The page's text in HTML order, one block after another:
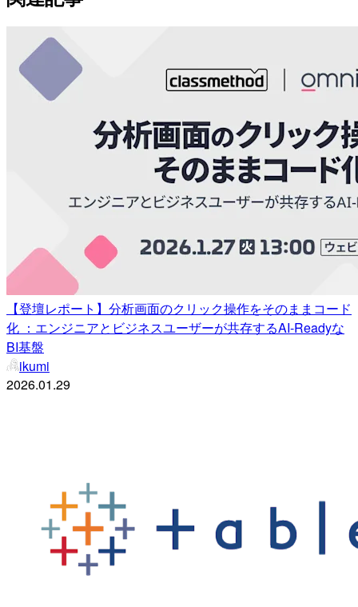
【登壇レポート】分析画面のクリック操作をそのままコード
化 ：エンジニアとビジネスユーザーが共存するAI-Readyな
BI基盤
ikumi
2026.01.29